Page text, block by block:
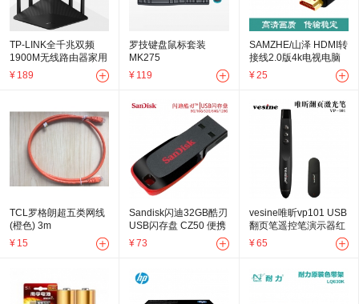
TP-LINK全千兆双频
1900M无线路由器家用
穿墙王双千兆端口
AC1900穿墙wifi tplink
¥ 189
罗技键盘鼠标套装
MK275
¥ 119
SAMZHE/山泽 HDMI转
接线2.0版4k电视电脑
高清数据线1.5米
¥25
TCL罗格朗超五类网线
(橙色) 3m
¥ 15
Sandisk闪迪32GB酷刃
USB闪存盘 CZ50 便携
迷你U盘优盘2.0
¥73
vesine唯昕vp101 USB
翻页笔遥控笔演示器红
光配7号电池新包装
¥65